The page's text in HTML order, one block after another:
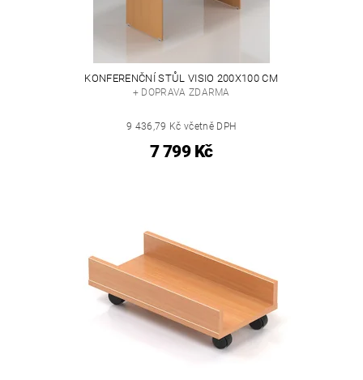
KONFERENČNÍ STŮL VISIO 200X100 CM
+ DOPRAVA ZDARMA
9 436,79 Kč včetně DPH
7 799 Kč